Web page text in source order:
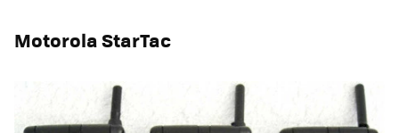
Motorola StarTac